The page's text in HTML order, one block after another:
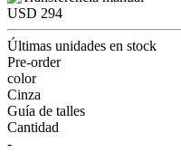
USD 294
Últimas unidades en stock
Pre-order
color
Cinza
Guía de talles
Cantidad
-